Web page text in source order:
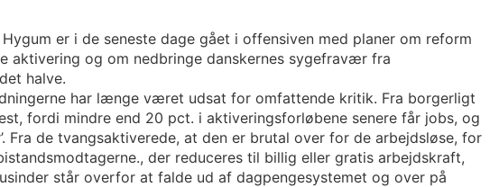
er i de seneste dage gået i offensiven med planer om reform
aktivering og om nedbringe danskernes sygefravær fra
halve.
har længe været udsat for omfattende kritik. Fra borgerligt
fordi mindre end 20 pct. i aktiveringsforløbene senere får jobs, og
Fra de tvangsaktiverede, at den er brutal over for de arbejdsløse, for
der reduceres til billig eller gratis arbejdskraft,
står overfor at falde ud af dagpengesystemet og over på